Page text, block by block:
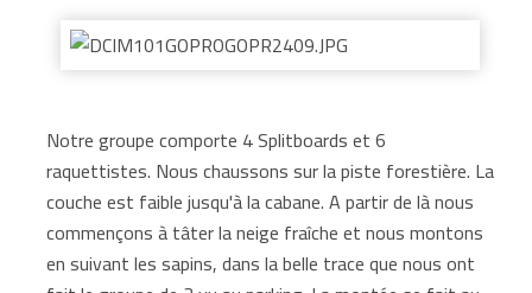
Notre groupe comporte 4 Splitboards et 6
raquettistes. Nous chaussons sur la piste forestière. La
couche est faible jusqu'à la cabane. A partir de là nous
commençons à tâter la neige fraîche et nous montons
en suivant les sapins, dans la belle trace que nous ont